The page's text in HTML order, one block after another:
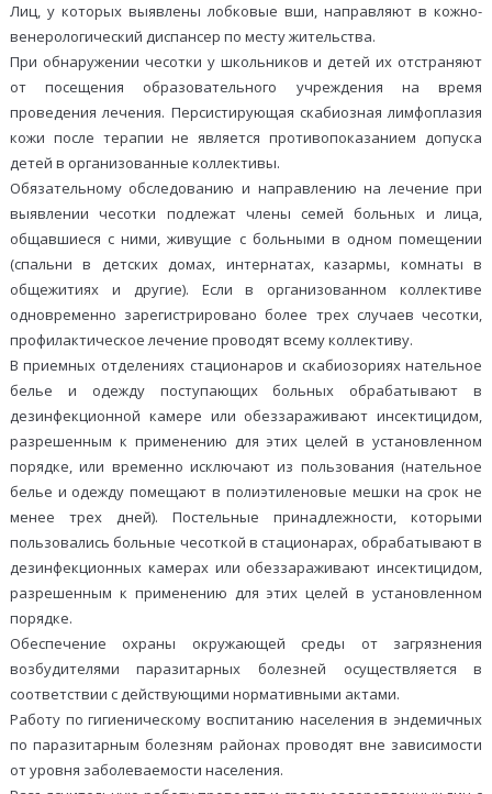
Лиц, у которых выявлены лобковые вши, направляют в кожно-
венерологический диспансер по месту жительства.
При обнаружении чесотки у школьников и детей их отстраняют
от посещения образовательного учреждения на время
проведения лечения. Персистирующая скабиозная лимфоплазия
кожи после терапии не является противопоказанием допуска
детей в организованные коллективы.
Обязательному обследованию и направлению на лечение при
выявлении чесотки подлежат члены семей больных и лица,
общавшиеся с ними, живущие с больными в одном помещении
(спальни в детских домах, интернатах, казармы, комнаты в
общежитиях и другие). Если в организованном коллективе
одновременно зарегистрировано более трех случаев чесотки,
профилактическое лечение проводят всему коллективу.
В приемных отделениях стационаров и скабиозориях нательное
белье и одежду поступающих больных обрабатывают в
дезинфекционной камере или обеззараживают инсектицидом,
разрешенным к применению для этих целей в установленном
порядке, или временно исключают из пользования (нательное
белье и одежду помещают в полиэтиленовые мешки на срок не
менее трех дней). Постельные принадлежности, которыми
пользовались больные чесоткой в стационарах, обрабатывают в
дезинфекционных камерах или обеззараживают инсектицидом,
разрешенным к применению для этих целей в установленном
порядке.
Обеспечение охраны окружающей среды от загрязнения
возбудителями паразитарных болезней осуществляется в
соответствии с действующими нормативными актами.
Работу по гигиеническому воспитанию населения в эндемичных
по паразитарным болезням районах проводят вне зависимости
от уровня заболеваемости населения.